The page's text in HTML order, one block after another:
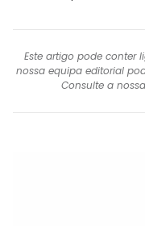
Este artigo pode conter
nossa equipa editorial
Consulte a